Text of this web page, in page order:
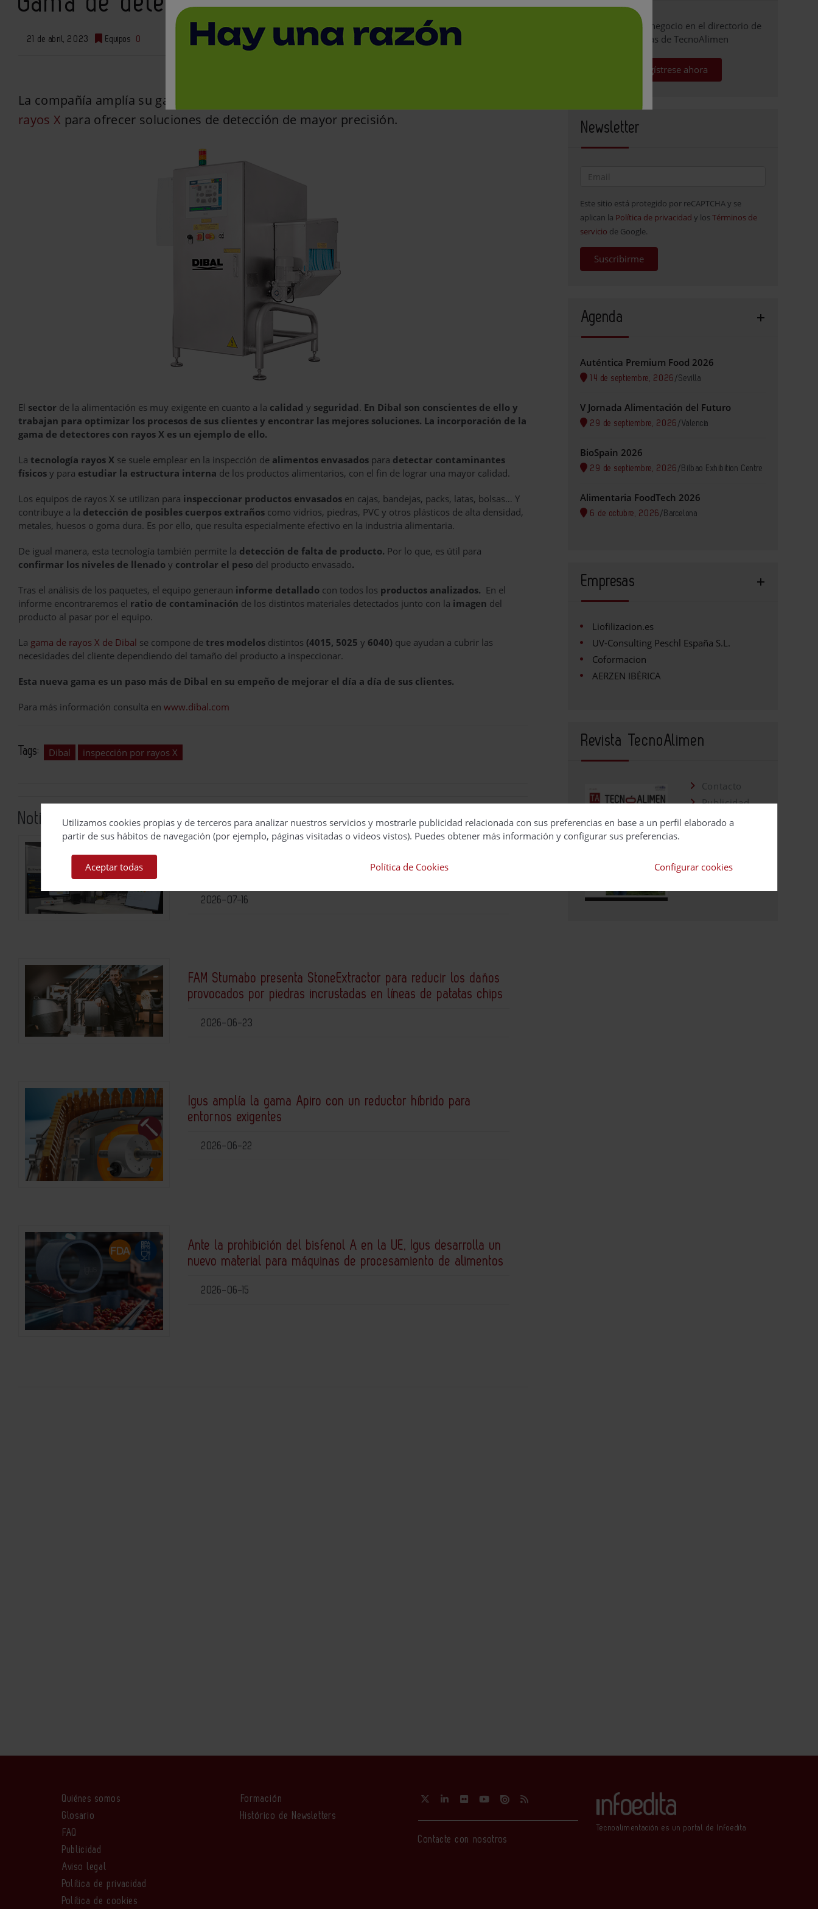
21 de abril, 2023 Equipos 0
La compañía amplía su gama de productos industriales y se apoya en la
rayos X para ofrecer soluciones de detección de mayor precisión.
El sector de la alimentación es muy exigente en cuanto a la calidad y seguridad. En Dibal son conscientes de ello y
trabajan para optimizar los procesos de sus clientes y encontrar las mejores soluciones. La incorporación de la
gama de detectores con rayos X es un ejemplo de ello.
La tecnología rayos X se suele emplear en la inspección de alimentos envasados para detectar contaminantes
físicos y para estudiar la estructura interna de los productos alimentarios, con el fin de lograr una mayor calidad.
Los equipos de rayos X se utilizan para inspeccionar productos envasados en cajas, bandejas, packs, latas, bolsas… Y
contribuye a la detección de posibles cuerpos extraños como vidrios, piedras, PVC y otros plásticos de alta densidad,
metales, huesos o goma dura. Es por ello, que resulta especialmente efectivo en la industria alimentaria.
De igual manera, esta tecnología también permite la detección de falta de producto. Por lo que, es útil para
confirmar los niveles de llenado y controlar el peso del producto envasado.
Tras el análisis de los paquetes, el equipo generaun informe detallado con todos los productos analizados. En el
informe encontraremos el ratio de contaminación de los distintos materiales detectados junto con la imagen del
producto al pasar por el equipo.
La gama de rayos X de Dibal se compone de tres modelos distintos (4015, 5025 y 6040) que ayudan a cubrir las
necesidades del cliente dependiendo del tamaño del producto a inspeccionar.
Esta nueva gama es un paso más de Dibal en su empeño de mejorar el día a día de sus clientes.
Para más información consulta en www.dibal.com
Tags: Dibal inspección por rayos X
Noticias relacionadas
2026-07-16
FAM Stumabo presenta StoneExtractor para reducir los daños
provocados por piedras incrustadas en líneas de patatas chips
2026-06-23
Igus amplía la gama Apiro con un reductor híbrido para
entornos exigentes
2026-06-22
Ante la prohibición del bisfenol A en la UE, Igus desarrolla un
nuevo material para máquinas de procesamiento de alimentos
2026-06-15
Promocione su negocio en el directorio de
empresas de TecnoAlimen
Regístrese ahora
Newsletter
Este sitio está protegido por reCAPTCHA y se
aplican la Política de privacidad y losTérminos de
servicio de Google.
Suscribirme
Agenda
Auténtica Premium Food 2026
14 de septiembre, 2026 /Sevilla
V Jornada Alimentación del Futuro
29 de septiembre, 2026 /Valencia
BioSpain 2026
29 de septiembre, 2026 / Bilbao Exhibition Centre
Alimentaria FoodTech 2026
6 de octubre, 2026 / Barcelona
Empresas
Liofilizacion.es
UV-Consulting Peschl España S.L.
Coformacion
AERZEN IBÉRICA
Revista TecnoAlimen
Contacto
Publicidad
Suscripciones
Ver todas las
Quiénes somos
Glosario
FAQ
Publicidad
Aviso legal
Política de privacidad
Política de cookies
Formación
Histórico de Newsletters
Contacte con nosotros
Tecnoalimentación es un portal de Infoedita
Utilizamos cookies propias y de terceros para analizar nuestros servicios y mostrarle publicidad relacionada con sus preferencias en base a un perfil elaborado a
partir de sus hábitos de navegación (por ejemplo, páginas visitadas o videos vistos). Puedes obtener más información y configurar sus preferencias.
Aceptar todas Política de Cookies Configurar cookies